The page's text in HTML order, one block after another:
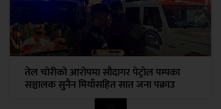
तेल चोरीको आरोपमा सौदागर पेट्रोल पम्पका
सञ्चालक सुनैन मियाँसहित सात जना पक्राउ